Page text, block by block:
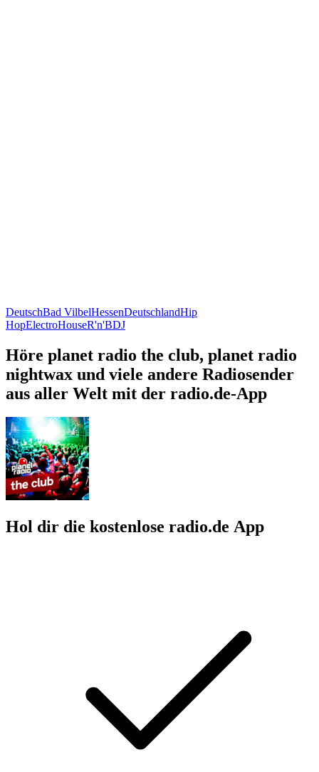
DeutschBad VilbelHessenDeutschlandHip
HopElectroHouseR'n'BDJ
Höre planet radio the club, planet radio
nightwax und viele andere Radiosender
aus aller Welt mit der radio.de-App
Hol dir die kostenlose radio.de App